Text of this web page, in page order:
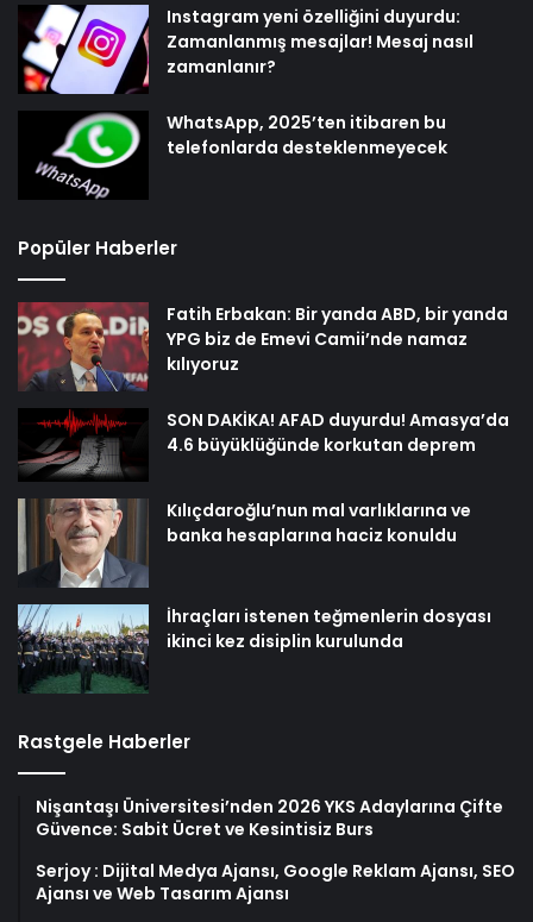
Instagram yeni özelliğini duyurdu:
Zamanlanmış mesajlar! Mesaj nasıl
zamanlanır?
WhatsApp, 2025’ten itibaren bu
telefonlarda desteklenmeyecek
Popüler Haberler
Fatih Erbakan: Bir yanda ABD, bir yanda
YPG biz de Emevi Camii’nde namaz
kılıyoruz
SON DAKİKA! AFAD duyurdu! Amasya’da
4.6 büyüklüğünde korkutan deprem
Kılıçdaroğlu’nun mal varlıklarına ve
banka hesaplarına haciz konuldu
İhraçları istenen teğmenlerin dosyası
ikinci kez disiplin kurulunda
Rastgele Haberler
Nişantaşı Üniversitesi’nden 2026 YKS Adaylarına Çifte
Güvence: Sabit Ücret ve Kesintisiz Burs
Serjoy : Dijital Medya Ajansı, Google Reklam Ajansı, SEO
Ajansı ve Web Tasarım Ajansı